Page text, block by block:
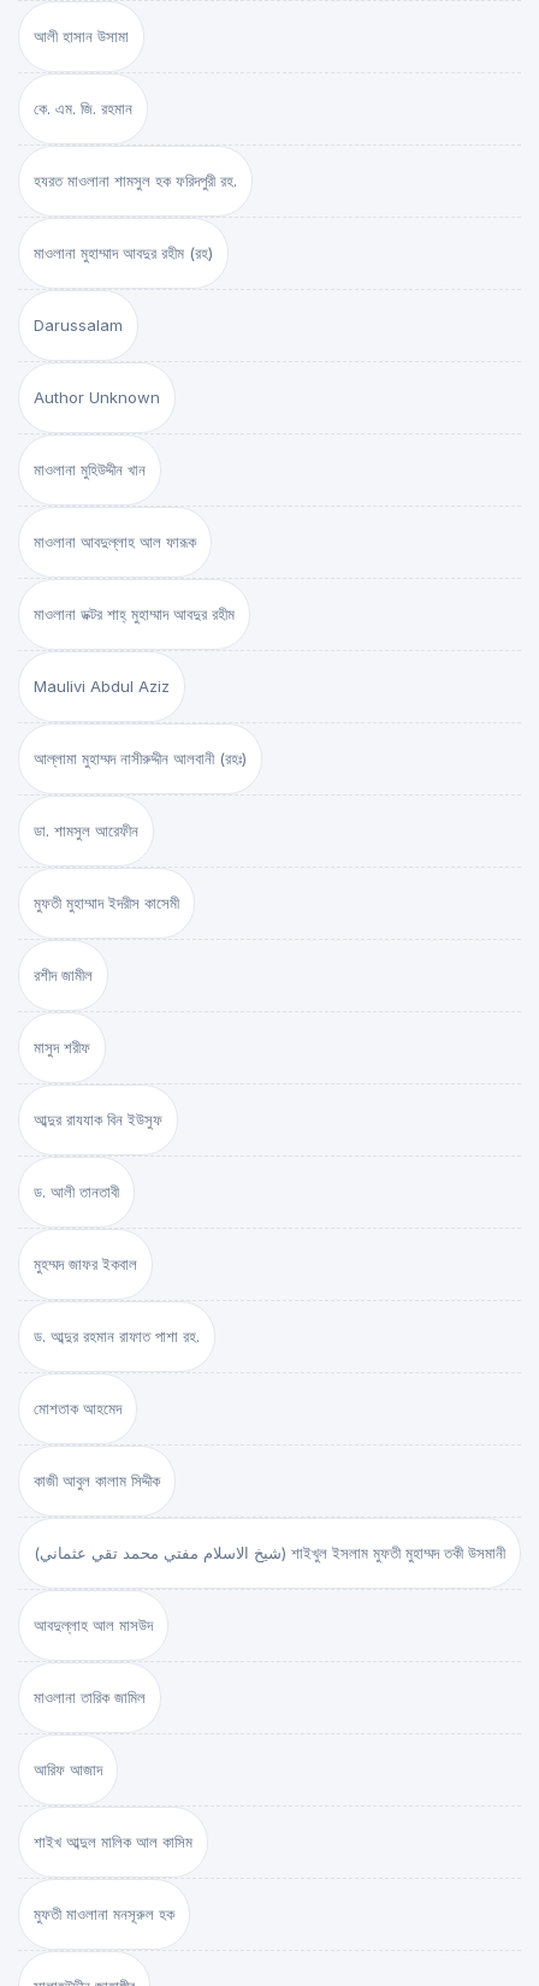
আলী হাসান উসামা
কে. এম. জি. রহমান
হযরত মাওলানা শামসুল হক ফরিদপুরী রহ.
মাওলানা মুহাম্মাদ আবদুর রহীম (রহ)
Darussalam
Author Unknown
মাওলানা মুহিউদ্দীন খান
মাওলানা আবদুল্লাহ আল ফারূক
মাওলানা ডক্টর শাহ্‌ মুহাম্মাদ আবদুর রহীম
Maulivi Abdul Aziz
আল্লামা মুহাম্মদ নাসীরুদ্দীন আলবানী (রহঃ)
ডা. শামসুল আরেফীন
মুফতী মুহাম্মাদ ইদরীস কাসেমী
রশীদ জামীল
মাসুদ শরীফ
আব্দুর রাযযাক বিন ইউসুফ
ড. আলী তানতাবী
মুহম্মদ জাফর ইকবাল
ড. আব্দুর রহমান রাফাত পাশা রহ.
মোশতাক আহমেদ
কাজী আবুল কালাম সিদ্দীক
(شيخ الاسلام مفتي محمد تقي عثماني) শাইখুল ইসলাম মুফতী মুহাম্মদ তকী উসমানী
আবদুল্লাহ আল মাসউদ
মাওলানা তারিক জামিল
আরিফ আজাদ
শাইখ আব্দুল মালিক আল কাসিম
মুফতী মাওলানা মনসূরুল হক